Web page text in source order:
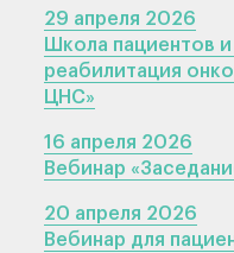
29 апреля 2026
Школа пациентов
реабилитация
ЦНС»
16 апреля 2026
Вебинар
20 апреля 2026
Вебинар для